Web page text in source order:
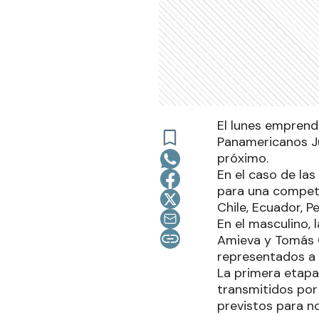
El lunes
Panamericanos
próximo.
En el caso de
para una
Chile, Ecuador,
En el
Amieva y
representados a
La primera
transmitidos por
previstos para